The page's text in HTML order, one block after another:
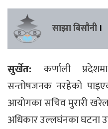
साझा बिसौनी ।
सुर्खेत: कर्णाली
सन्तोषजनक नरहेको
आयोगका सचिव मुरारी
अधिकार उल्लघंनका घटना